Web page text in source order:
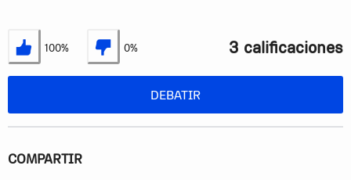
Estoy de acuerdo
100%
No estoy de acuerdo
0% 3 calificaciones
DEBATIR
COMPARTIR